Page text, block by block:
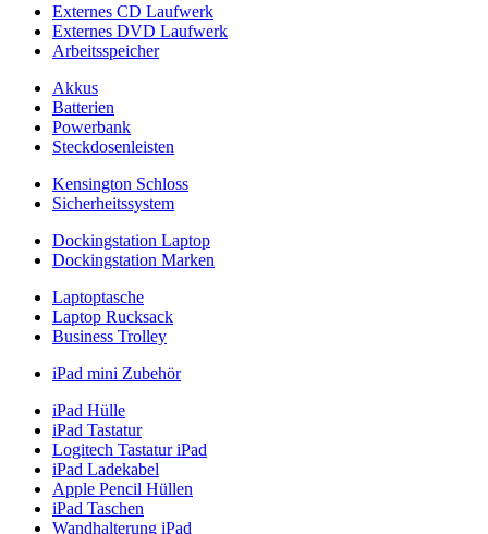
Externes CD Laufwerk
Externes DVD Laufwerk
Arbeitsspeicher
Akkus
Batterien
Powerbank
Steckdosenleisten
Kensington Schloss
Sicherheitssystem
Dockingstation Laptop
Dockingstation Marken
Laptoptasche
Laptop Rucksack
Business Trolley
iPad mini Zubehör
iPad Hülle
iPad Tastatur
Logitech Tastatur iPad
iPad Ladekabel
Apple Pencil Hüllen
iPad Taschen
Wandhalterung iPad